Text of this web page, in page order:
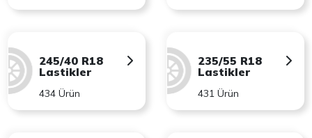
245/40 R18
Lastikler
434 Ürün
235/55 R18
Lastikler
431 Ürün